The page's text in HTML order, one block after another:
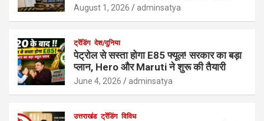
August 1, 2026 adminsatya
ट्रेंडिंग देश/दुनिया
पेट्रोल से सस्ता होगा E85 फ्यूल! सरकार का बड़ा
प्लान, Hero और Maruti ने शुरू की तैयारी
June 4, 2026 adminsatya
उत्तराखंड ट्रेंडिंग विविध